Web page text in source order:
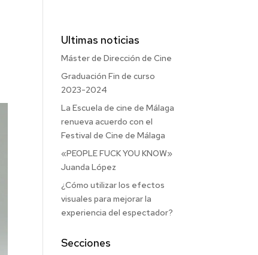
Ultimas noticias
Máster de Dirección de Cine
Graduación Fin de curso
2023-2024
La Escuela de cine de Málaga
renueva acuerdo con el
Festival de Cine de Málaga
«PEOPLE FUCK YOU KNOW»
Juanda López
¿Cómo utilizar los efectos
visuales para mejorar la
experiencia del espectador?
Secciones